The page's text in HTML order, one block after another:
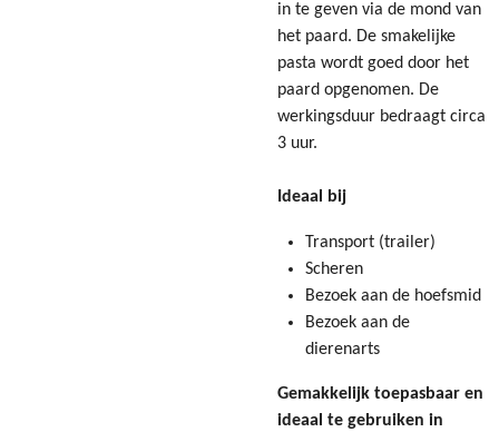
in te geven via de mond van
het paard. De smakelijke
pasta wordt goed door het
paard opgenomen. De
werkingsduur bedraagt circa
3 uur.
Ideaal bij
Transport (trailer)
Scheren
Bezoek aan de hoefsmid
Bezoek aan de
dierenarts
Gemakkelijk toepasbaar en
ideaal te gebruiken in